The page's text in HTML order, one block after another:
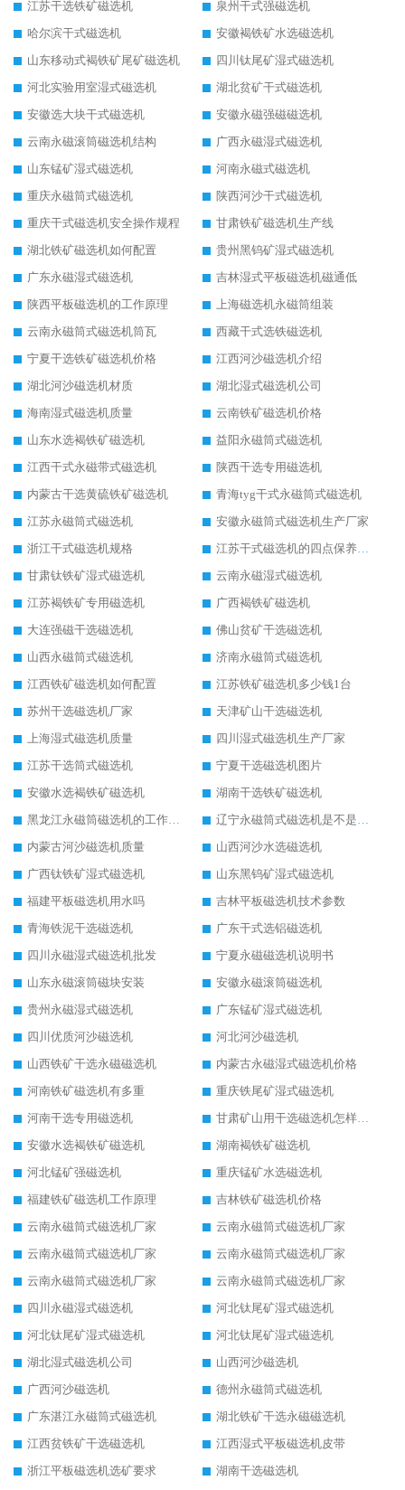
江苏干选铁矿磁选机
泉州干式强磁选机
哈尔滨干式磁选机
安徽褐铁矿水选磁选机
山东移动式褐铁矿尾矿磁选机
四川钛尾矿湿式磁选机
河北实验用室湿式磁选机
湖北贫矿干式磁选机
安徽选大块干式磁选机
安徽永磁强磁磁选机
云南永磁滚筒磁选机结构
广西永磁湿式磁选机
山东锰矿湿式磁选机
河南永磁式磁选机
重庆永磁筒式磁选机
陕西河沙干式磁选机
重庆干式磁选机安全操作规程
甘肃铁矿磁选机生产线
湖北铁矿磁选机如何配置
贵州黑钨矿湿式磁选机
广东永磁湿式磁选机
吉林湿式平板磁选机磁通低
陕西平板磁选机的工作原理
上海磁选机永磁筒组装
云南永磁筒式磁选机筒瓦
西藏干式选铁磁选机
宁夏干选铁矿磁选机价格
江西河沙磁选机介绍
湖北河沙磁选机材质
湖北湿式磁选机公司
海南湿式磁选机质量
云南铁矿磁选机价格
山东水选褐铁矿磁选机
益阳永磁筒式磁选机
江西干式永磁带式磁选机
陕西干选专用磁选机
内蒙古干选黄硫铁矿磁选机
青海tyg干式永磁筒式磁选机
江苏永磁筒式磁选机
安徽永磁筒式磁选机生产厂家
浙江干式磁选机规格
江苏干式磁选机的四点保养秘籍
甘肃钛铁矿湿式磁选机
云南永磁湿式磁选机
江苏褐铁矿专用磁选机
广西褐铁矿磁选机
大连强磁干选磁选机
佛山贫矿干选磁选机
山西永磁筒式磁选机
济南永磁筒式磁选机
江西铁矿磁选机如何配置
江苏铁矿磁选机多少钱1台
苏州干选磁选机厂家
天津矿山干选磁选机
上海湿式磁选机质量
四川湿式磁选机生产厂家
江苏干选筒式磁选机
宁夏干选磁选机图片
安徽水选褐铁矿磁选机
湖南干选铁矿磁选机
黑龙江永磁筒磁选机的工作原理
辽宁永磁筒式磁选机是不是强磁
内蒙古河沙磁选机质量
山西河沙水选磁选机
广西钛铁矿湿式磁选机
山东黑钨矿湿式磁选机
福建平板磁选机用水吗
吉林平板磁选机技术参数
青海铁泥干选磁选机
广东干式选铝磁选机
四川永磁湿式磁选机批发
宁夏永磁磁选机说明书
山东永磁滚筒磁块安装
安徽永磁滚筒磁选机
贵州永磁湿式磁选机
广东锰矿湿式磁选机
四川优质河沙磁选机
河北河沙磁选机
山西铁矿干选永磁磁选机
内蒙古永磁湿式磁选机价格
河南铁矿磁选机有多重
重庆铁尾矿湿式磁选机
河南干选专用磁选机
甘肃矿山用干选磁选机怎样调磁
安徽水选褐铁矿磁选机
湖南褐铁矿磁选机
河北锰矿强磁选机
重庆锰矿水选磁选机
福建铁矿磁选机工作原理
吉林铁矿磁选机价格
云南永磁筒式磁选机厂家
云南永磁筒式磁选机厂家
云南永磁筒式磁选机厂家
云南永磁筒式磁选机厂家
云南永磁筒式磁选机厂家
云南永磁筒式磁选机厂家
四川永磁湿式磁选机
河北钛尾矿湿式磁选机
河北钛尾矿湿式磁选机
河北钛尾矿湿式磁选机
湖北湿式磁选机公司
山西河沙磁选机
广西河沙磁选机
德州永磁筒式磁选机
广东湛江永磁筒式磁选机
湖北铁矿干选永磁磁选机
江西贫铁矿干选磁选机
江西湿式平板磁选机皮带
浙江平板磁选机选矿要求
湖南干选磁选机